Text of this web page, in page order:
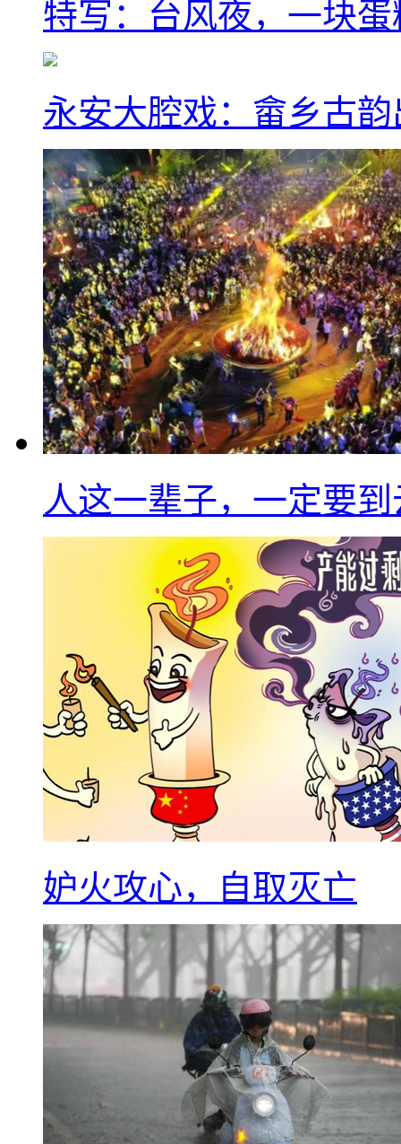
特写：台风夜，一块
永安大腔戏：畲乡古
人这一辈子，一定要
妒火攻心，自取灭亡